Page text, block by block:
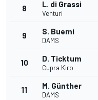
8 L. di Grassi
Venturi
9 S. Buemi
DAMS
10 D. Ticktum
Cupra Kiro
11 M. Günther
DAMS